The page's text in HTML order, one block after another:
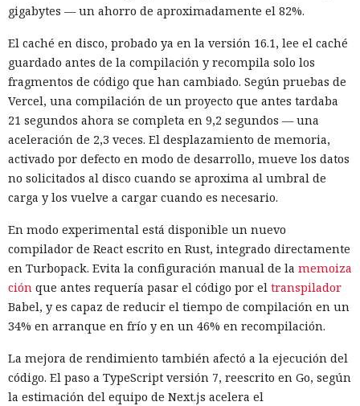
gigabytes — un ahorro de aproximadamente el 82%.
El caché en disco, probado ya en la versión 16.1, lee el caché
guardado antes de la compilación y recompila solo los
fragmentos de código que han cambiado. Según pruebas de
Vercel, una compilación de un proyecto que antes tardaba
21 segundos ahora se completa en 9,2 segundos — una
aceleración de 2,3 veces. El desplazamiento de memoria,
activado por defecto en modo de desarrollo, mueve los datos
no solicitados al disco cuando se aproxima al umbral de
carga y los vuelve a cargar cuando es necesario.
En modo experimental está disponible un nuevo
compilador de React escrito en Rust, integrado directamente
en Turbopack. Evita la configuración manual de la memoiza
ción que antes requería pasar el código por el transpilador
Babel, y es capaz de reducir el tiempo de compilación en un
34% en arranque en frío y en un 46% en recompilación.
La mejora de rendimiento también afectó a la ejecución del
código. El paso a TypeScript versión 7, reescrito en Go, según
la estimación del equipo de Next.js acelera el